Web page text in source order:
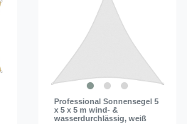
Professional Sonnensegel 5
x 5 x 5 m wind- &
wasserdurchlässig, weiß